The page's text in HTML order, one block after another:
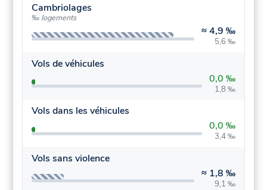
Cambriolages
‰ logements
≈4,9 ‰
5,6 ‰
Vols de véhicules
0,0 ‰
1,8 ‰
Vols dans les véhicules
0,0 ‰
3,4 ‰
Vols sans violence
≈ 1,8 ‰
9,1 ‰